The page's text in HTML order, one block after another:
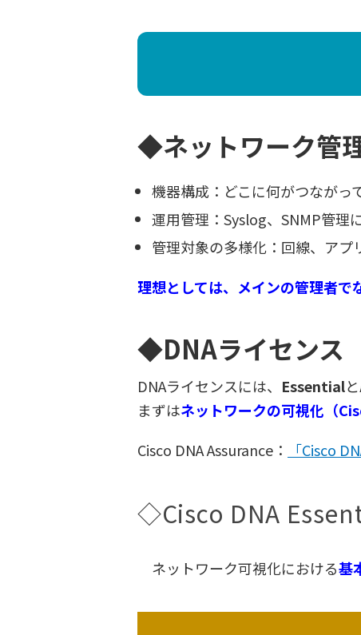
◆ネットワーク管
機器構成：どこに何がつながっ
運用管理：Syslog、SNMP管理
管理対象の多様化：回線、ア
理想としては、メインの管理者で
◆DNAライセンス
DNAライセンスには、 Essentialと
まずはネットワークの可視化（
Cisco DNA Assurance：
「Cisco
◇Cisco DNA
ネットワーク可視化における基